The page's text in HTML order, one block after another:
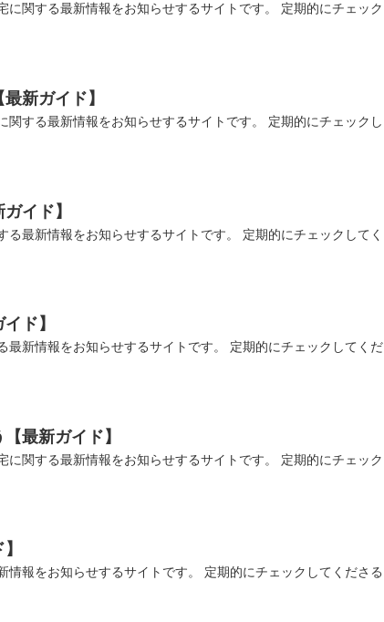
に関する最新情報をお知らせするサイトです。 定期的にチェック
新ガイド】
関する最新情報をお知らせするサイトです。 定期的にチェックし
イド】
る最新情報をお知らせするサイトです。 定期的にチェックしてく
ド】
最新情報をお知らせするサイトです。 定期的にチェックしてくだ
最新ガイド】
に関する最新情報をお知らせするサイトです。 定期的にチェック
情報をお知らせするサイトです。 定期的にチェックしてくださる